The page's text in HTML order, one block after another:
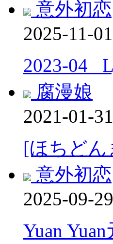
意外初恋
2025-11-01
2023-04_
腐漫娘
2021-01-31
[ほちどん
意外初恋
2025-09-29
Yuan